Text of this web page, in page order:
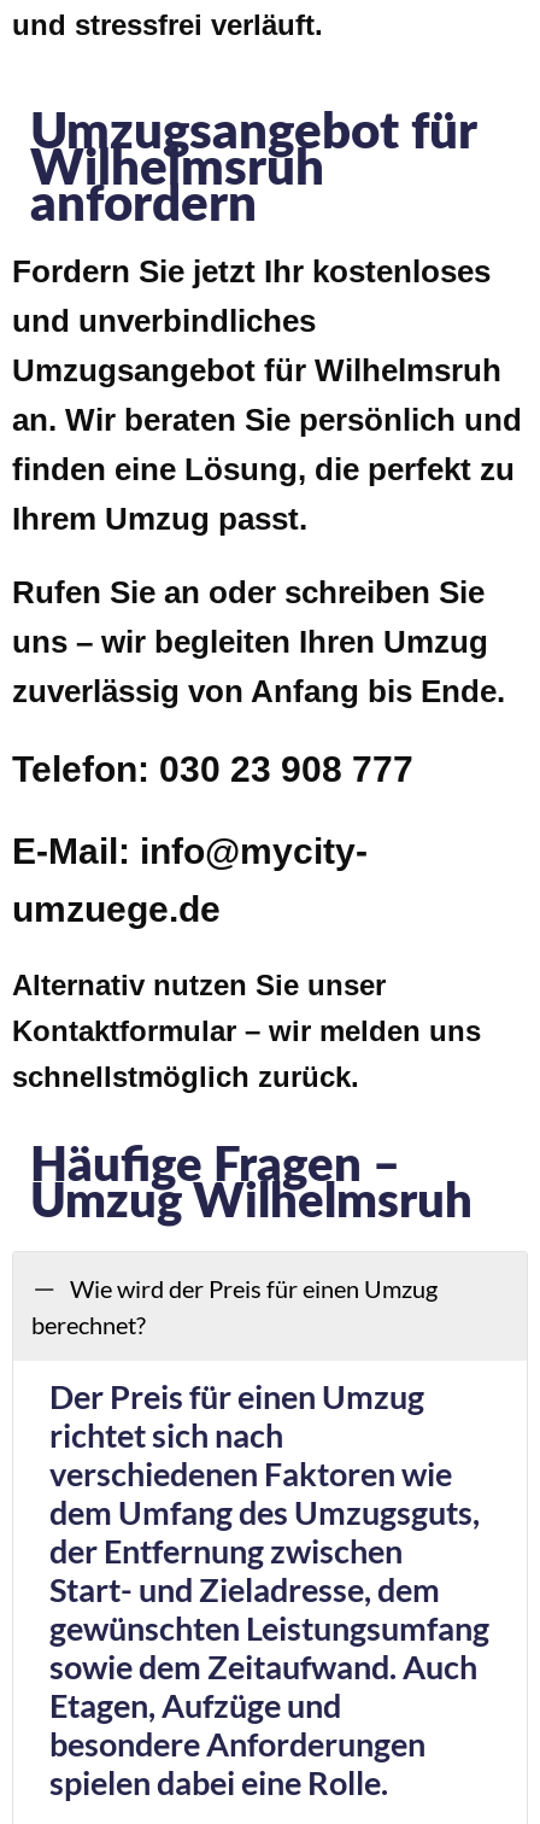
und stressfrei verläuft.
Umzugsangebot für
Wilhelmsruh
anfordern
Fordern Sie jetzt Ihr kostenloses
und unverbindliches
Umzugsangebot für Wilhelmsruh
an. Wir beraten Sie persönlich und
finden eine Lösung, die perfekt zu
Ihrem Umzug passt.
Rufen Sie an oder schreiben Sie
uns – wir begleiten Ihren Umzug
zuverlässig von Anfang bis Ende.
Telefon: 030 23 908 777
E-Mail: info@mycity-
umzuege.de
Alternativ nutzen Sie unser
Kontaktformular – wir melden uns
schnellstmöglich zurück.
Häufige Fragen –
Umzug Wilhelmsruh
Wie wird der Preis für einen Umzug
berechnet?
Der Preis für einen Umzug
richtet sich nach
verschiedenen Faktoren wie
dem Umfang des Umzugsguts,
der Entfernung zwischen
Start- und Zieladresse, dem
gewünschten Leistungsumfang
sowie dem Zeitaufwand. Auch
Etagen, Aufzüge und
besondere Anforderungen
spielen dabei eine Rolle.